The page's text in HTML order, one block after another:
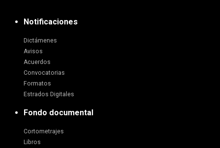
Notificaciones
Dictámenes
Avisos
Acuerdos
Convocatorias
Formatos
Estrados Digitales
Fondo documental
Cortometrajes
Libros